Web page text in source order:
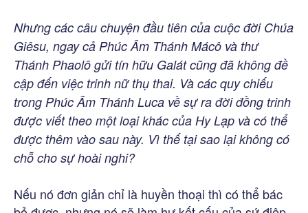
Nhưng các câu chuyện đầu tiên của cuộc đời Chúa
Giêsu, ngay cả Phúc Âm Thánh Mácô và thư
Thánh Phaolô gửi tín hữu Galát cũng đã không đề
cập đến việc trinh nữ thụ thai. Và các quy chiếu
trong Phúc Âm Thánh Luca về sự ra đời đồng trinh
được viết theo một loại khác của Hy Lạp và có thể
được thêm vào sau này. Vì thế tại sao lại không có
chỗ cho sự hoài nghi?
Nếu nó đơn giản chỉ là huyền thoại thì có thể bác